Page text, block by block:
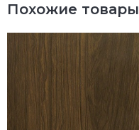
Похожие товары